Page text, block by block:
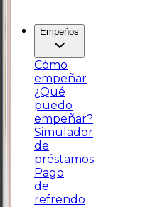
Empeños
Cómo
empeñar
¿Qué
puedo
empeñar?
Simulador
de
préstamos
Pago
de
refrendo